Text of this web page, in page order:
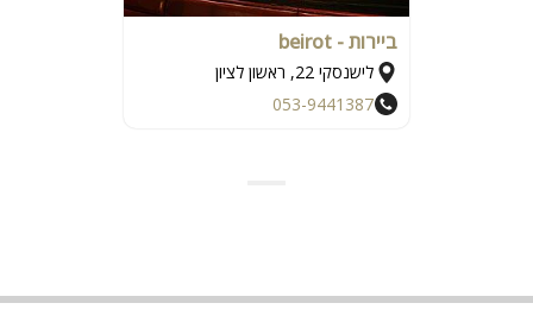
ביירות - beirot
לישנסקי 22, ראשון לציון
053-9441387